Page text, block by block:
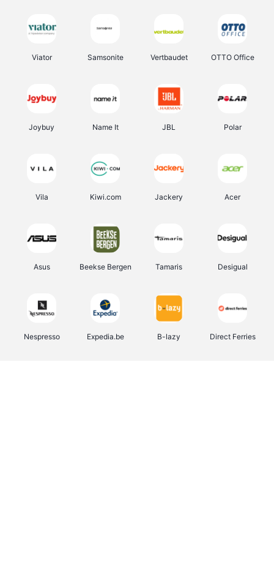
Viator Samsonite Vertbaudet OTTO Office
Joybuy Name It JBL Polar
Vila Kiwi.com Jackery Acer
Asus Beekse Bergen Tamaris Desigual
Nespresso Expedia.be B-lazy Direct Ferries